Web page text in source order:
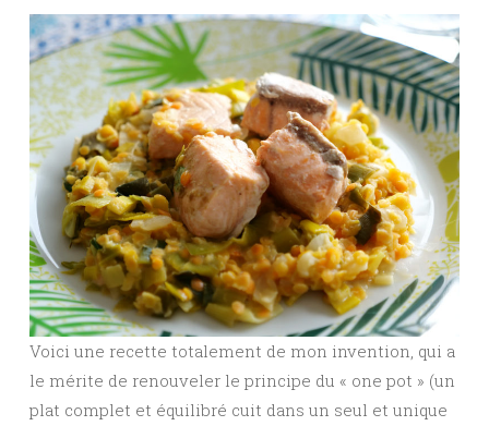
Voici une recette totalement de mon invention, qui a
le mérite de renouveler le principe du « one pot » (un
plat complet et équilibré cuit dans un seul et unique